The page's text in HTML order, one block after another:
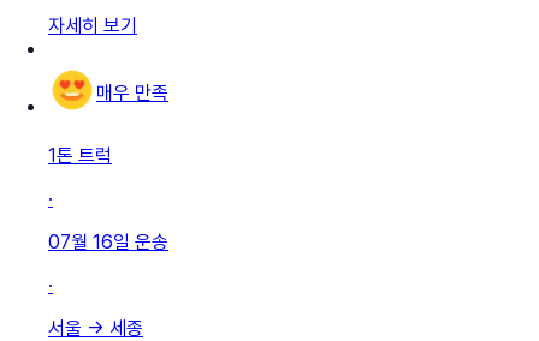
자세히 보기
매우 만족
1톤 트럭
·
07월 16일 운송
·
서울 → 세종